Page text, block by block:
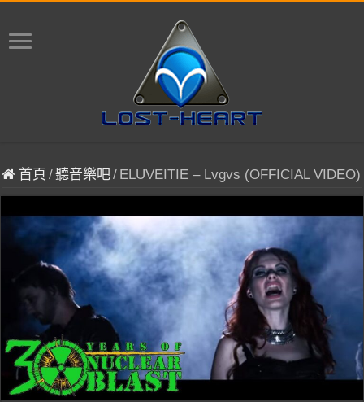
首頁 /聽音樂吧/ ELUVEITIE – Lvgvs (OFFICIAL VIDEO)